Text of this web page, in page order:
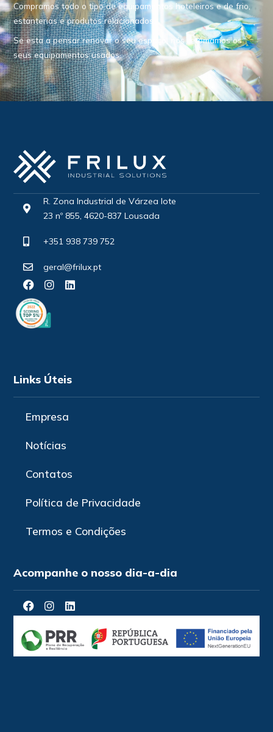
Compramos todo o tipo de equipamentos hoteleiros e de frio,
estanterias e produtos relacionados.
Se esta a pensar renovar o seu espaço, nós retomamos os
seus equipamentos usados.
R. Zona Industrial de Várzea lote
23 nº 855, 4620-837 Lousada
+351 938 739 752
geral@frilux.pt
Links Úteis
Empresa
Notícias
Contatos
Política de Privacidade
Termos e Condições
Acompanhe o nosso dia-a-dia